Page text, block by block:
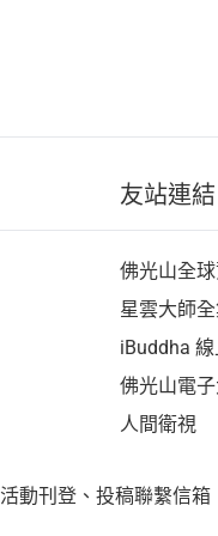
友站連結
佛光山全
星雲大師
iBuddha
佛光山電
人間衛視
活動刊登、投稿聯繫信箱